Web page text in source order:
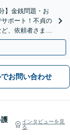
】金銭問題・お
ポート！不貞の
、依頼者さまの
談可】
でお問い合わせ
インタビューを見
る